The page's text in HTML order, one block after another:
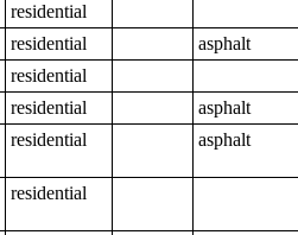
residential
residential
asphalt
residential
residential
asphalt
residential asphalt
residential